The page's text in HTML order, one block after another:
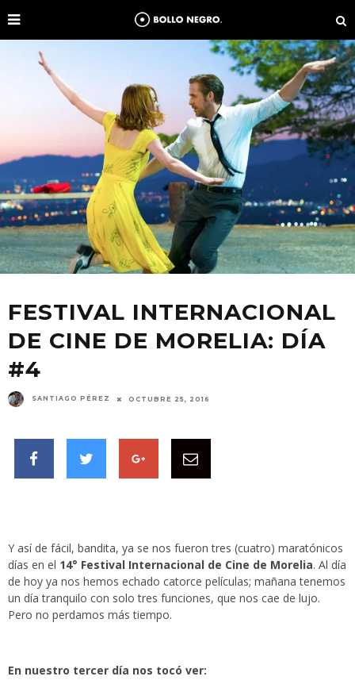
FESTIVAL INTERNACIONAL
DE CINE DE MORELIA: DÍA
#4
SANTIAGO PÉREZ OCTUBRE 25, 2016
Y así de fácil, bandita, ya se nos fueron tres (cuatro) maratónicos
días en el 14° Festival Internacional de Cine de Morelia. Al día
de hoy ya nos hemos echado catorce películas; mañana tenemos
un día tranquilo con solo tres funciones, que nos cae de lujo.
Pero no perdamos más tiempo.
En nuestro tercer día nos tocó ver: